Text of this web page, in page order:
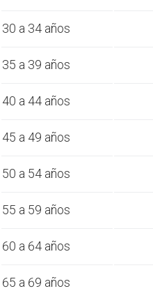
30 a 34 años
35 a 39 años
40 a 44 años
45 a 49 años
50 a 54 años
55 a 59 años
60 a 64 años
65 a 69 años